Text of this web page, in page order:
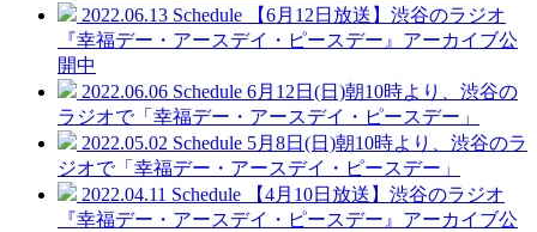
2022.06.13 Schedule
【6月12日放送】渋谷のラジオ
『幸福デー・アースデイ・ピースデー』アーカイブ公
開中
2022.06.06 Schedule 6月12日(日)朝10時より、渋谷の
ラジオで「幸福デー・アースデイ・ピースデー」
2022.05.02 Schedule 5月8日(日)朝10時より、渋谷のラ
ジオで「幸福デー・アースデイ・ピースデー」
2022.04.11 Schedule
【4月10日放送】渋谷のラジオ
『幸福デー・アースデイ・ピースデー』アーカイブ公